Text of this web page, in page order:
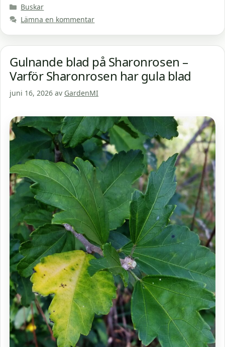
Kategorier
Buskar
Lämna en kommentar
Gulnande blad på Sharonrosen –
Varför Sharonrosen har gula blad
juni 16, 2026 av GardenMI